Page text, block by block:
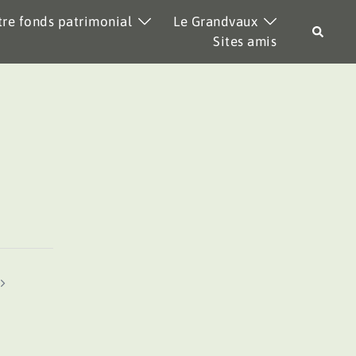
fonds patrimonial
Le Grandvaux
Sites amis